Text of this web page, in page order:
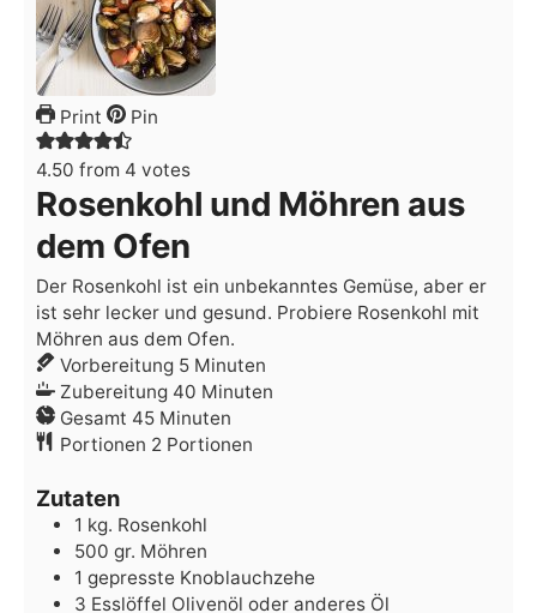
Print Pin
4.50 from 4 votes
Rosenkohl und Möhren aus
dem Ofen
Der Rosenkohl ist ein unbekanntes Gemüse, aber er
ist sehr lecker und gesund. Probiere Rosenkohl mit
Möhren aus dem Ofen.
Vorbereitung 5Minuten
Minuten
Zubereitung 40 Minuten
Minuten
Gesamt 45Minuten
Minuten
Portionen 2 Portionen
Zutaten
1 kg. Rosenkohl
500 gr. Möhren
1 gepresste Knoblauchzehe
3 Esslöffel Olivenöl oder anderes Öl